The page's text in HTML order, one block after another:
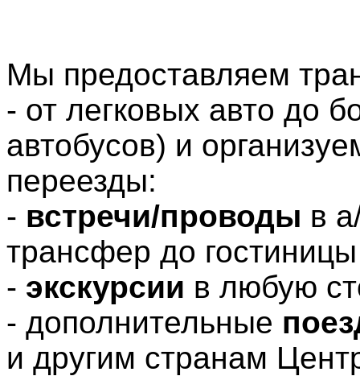
Мы предоставляем
- от легковых авто до
автобусов) и
переезды:
- встречи/проводы в
трансфер до
- экскурсии в любую
- дополнительные
и другим странам